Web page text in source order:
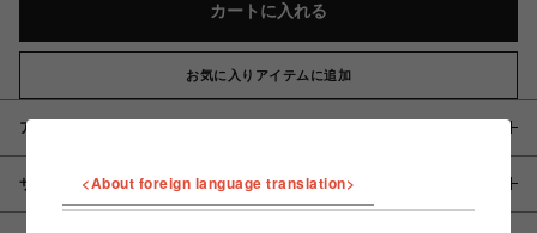
カートに入れる
お気に入りアイテムに追加
アイテム説明 / 素材
サイズ <About foreign language translation>